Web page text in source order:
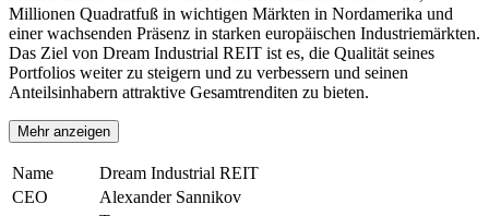
Millionen Quadratfuß in wichtigen Märkten in Nordamerika und
einer wachsenden Präsenz in starken europäischen Industriemärkten.
Das Ziel von Dream Industrial REIT ist es, die Qualität seines
Portfolios weiter zu steigern und zu verbessern und seinen
Anteilsinhabern attraktive Gesamtrenditen zu bieten.
Mehr anzeigen
Name
Dream Industrial REIT
CEO
Alexander Sannikov